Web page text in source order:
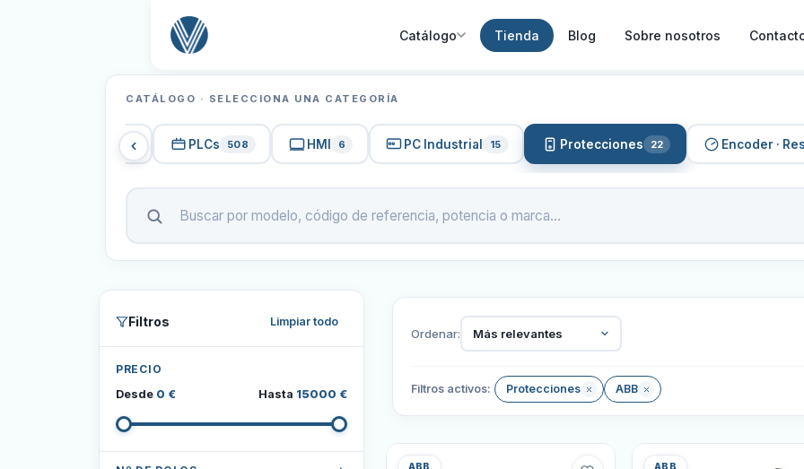
Catálogo Tienda Blog Sobre nosotros
CATÁLOGO · SELECCIONA UNA CATEGORÍA
2.414 PLCs 508 HMI 6 PC Industrial 15 Protecciones 22 Encoder ·
Filtros Limpiar todo
PRECIO
Desde 0 € Hasta 15000 €
Ordenar: Más relevantes
Filtros activos: Protecciones ABB